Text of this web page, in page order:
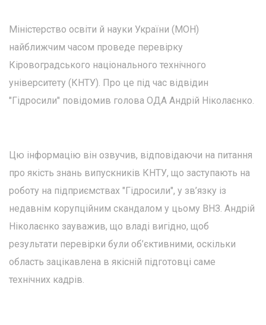
Міністерство освіти й науки України (МОН)
найближчим часом проведе перевірку
Кіровоградського національного технічного
університету (КНТУ). Про це під час відвідин
"Гідросили" повідомив голова ОДА Андрій Ніколаєнко.
Цю інформацію він озвучив, відповідаючи на питання
про якість знань випускників КНТУ, що заступають на
роботу на підприємствах "Гідросили", у зв’язку із
недавнім корупційним скандалом у цьому ВНЗ. Андрій
Ніколаєнко зауважив, що владі вигідно, щоб
результати перевірки були об’єктивними, оскільки
область зацікавлена в якісній підготовці саме
технічних кадрів.